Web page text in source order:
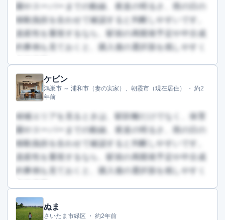
園やスーパーまでの動線、夜道の明るさ、雨の日の
移動負担を合わせて確認すると判断しやすいです。
資産性を重視するなら、駅前の再開発予定や中古成
約事例も見ておくと、購入後の選択肢を残しやすく
この回答を読むには会員登録が必要です
（文字数：898文字）
ケビン
鴻巣市 ～ 浦和市（妻の実家）、朝霞市（現在居住） ・ 約2
年前
候補エリアを見るときは、駅距離だけでなく、保育
園やスーパーまでの動線、夜道の明るさ、雨の日の
移動負担を合わせて確認すると判断しやすいです。
資産性を重視するなら、駅前の再開発予定や中古成
約事例も見ておくと、購入後の選択肢を残しやすく
この回答を読むには会員登録が必要です
ぬま
さいたま市緑区 ・ 約2年前